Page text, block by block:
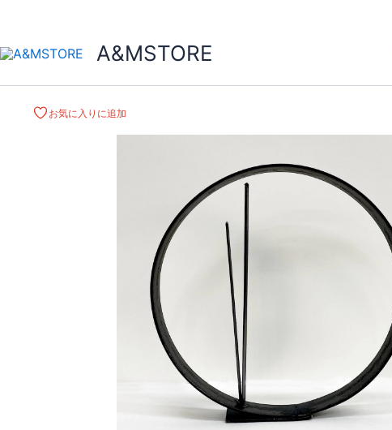
A&MSTORE
お気に入りに追加